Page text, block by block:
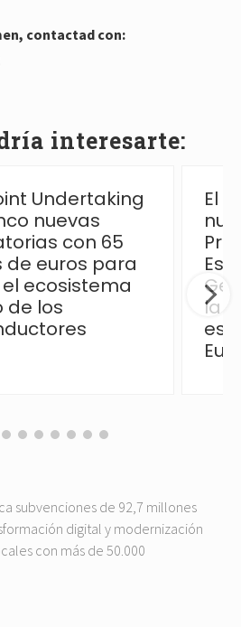
contactad con:
interesarte:
Undertaking
nuevas
con 65
de euros para
ecosistema
de los
El
la
subvenciones de 92,7 millones
digital y modernización
con más de 50.000